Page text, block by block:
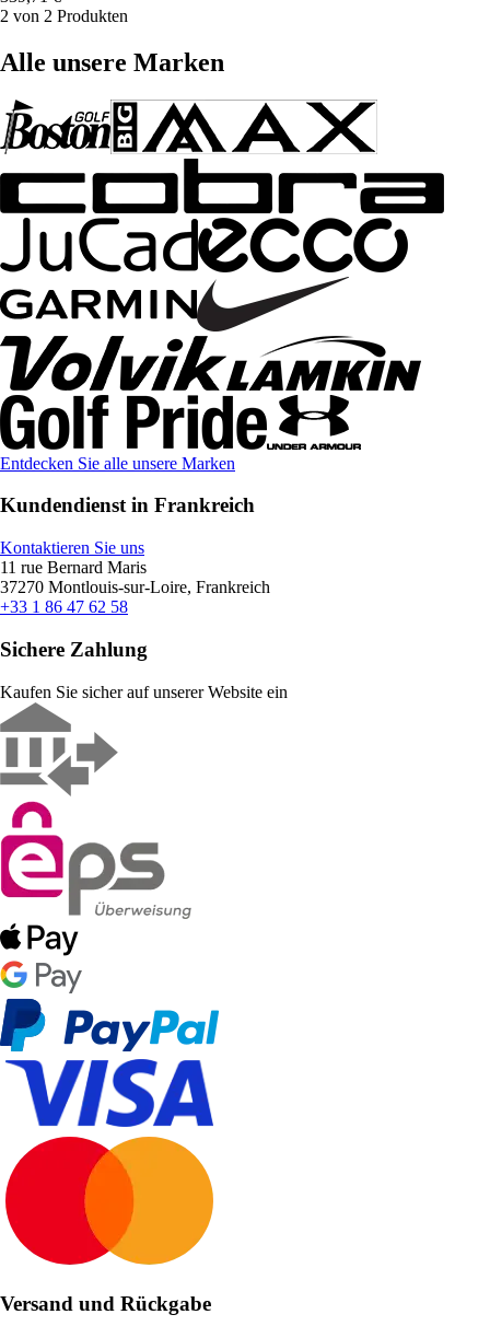
2 von 2 Produkten
Alle unsere Marken
Entdecken Sie alle unsere Marken
Kundendienst in Frankreich
Kontaktieren Sie uns
11 rue Bernard Maris
37270 Montlouis-sur-Loire, Frankreich
+33 1 86 47 62 58
Sichere Zahlung
Kaufen Sie sicher auf unserer Website ein
Versand und Rückgabe